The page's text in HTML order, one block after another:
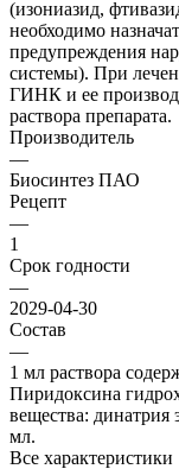
(изониазид,
необходимо
предупреждения
системы). При
ГИНК и ее
раствора препарата.
Производитель
—
Биосинтез ПАО
Рецепт
—
1
Срок годности
—
2029-04-30
Состав
—
1 мл раствора
Пиридоксина
вещества: динатрия
мл.
Все характеристики